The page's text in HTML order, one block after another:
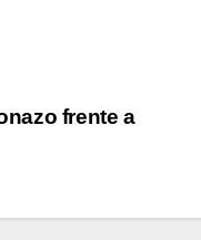
frente a